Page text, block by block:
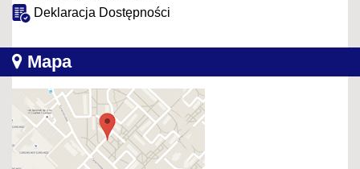
Deklaracja Dostępności
Mapa